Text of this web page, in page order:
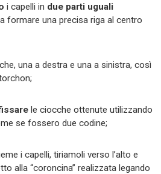
i capelli in due parti uguali
formare una precisa riga al centro
una a destra e una a sinistra, così
le ciocche ottenute utilizzando
se fossero due codine;
i capelli, tiriamoli verso l’alto e
alla “coroncina” realizzata legando